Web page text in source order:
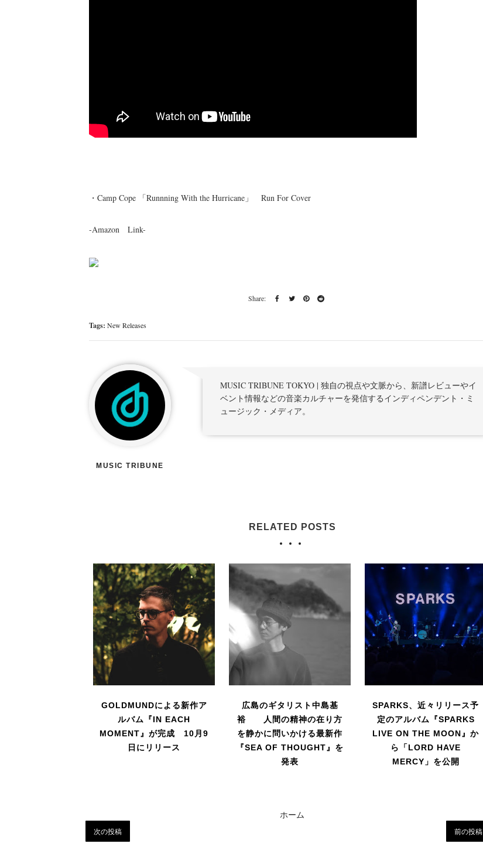
・Camp Cope 「Runnning With the Hurricane」 Run For Cover
-Amazon Link-
Tags: New Releases
MUSIC TRIBUNE
MUSIC TRIBUNE TOKYO | 独自の視点や文脈から、新譜レビューやイ
ベント情報などの音楽カルチャーを発信するインディペンデント・ミ
ュージック・メディア。
RELATED POSTS
GOLDMUNDによる新作ア
ルバム『IN EACH
MOMENT』が完成 10月9
日にリリース
広島のギタリスト中島基
裕 人間の精神の在り方
を静かに問いかける最新作
『SEA OF THOUGHT』を
発表
SPARKS、近々リリース予
定のアルバム『SPARKS
LIVE ON THE MOON』か
ら「LORD HAVE
MERCY」を公開
次の投稿 前の投稿
ホーム